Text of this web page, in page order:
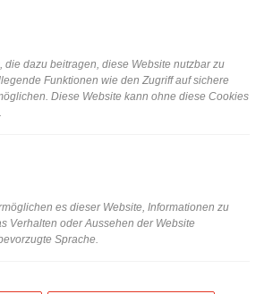
die von Ihnen besuchte Webseite falsch
Ihnen schnellstmöglich weiterzuhelfen,
die URL der Webseite, die Sie aufrufen
• Impressum|AGB
die dazu beitragen, diese Website nutzbar zu
Funktionen wie den Zugriff auf sichere
Diese Website kann ohne diese Cookies
es dieser Website, Informationen zu
Verhalten oder Aussehen der Website
Sprache.